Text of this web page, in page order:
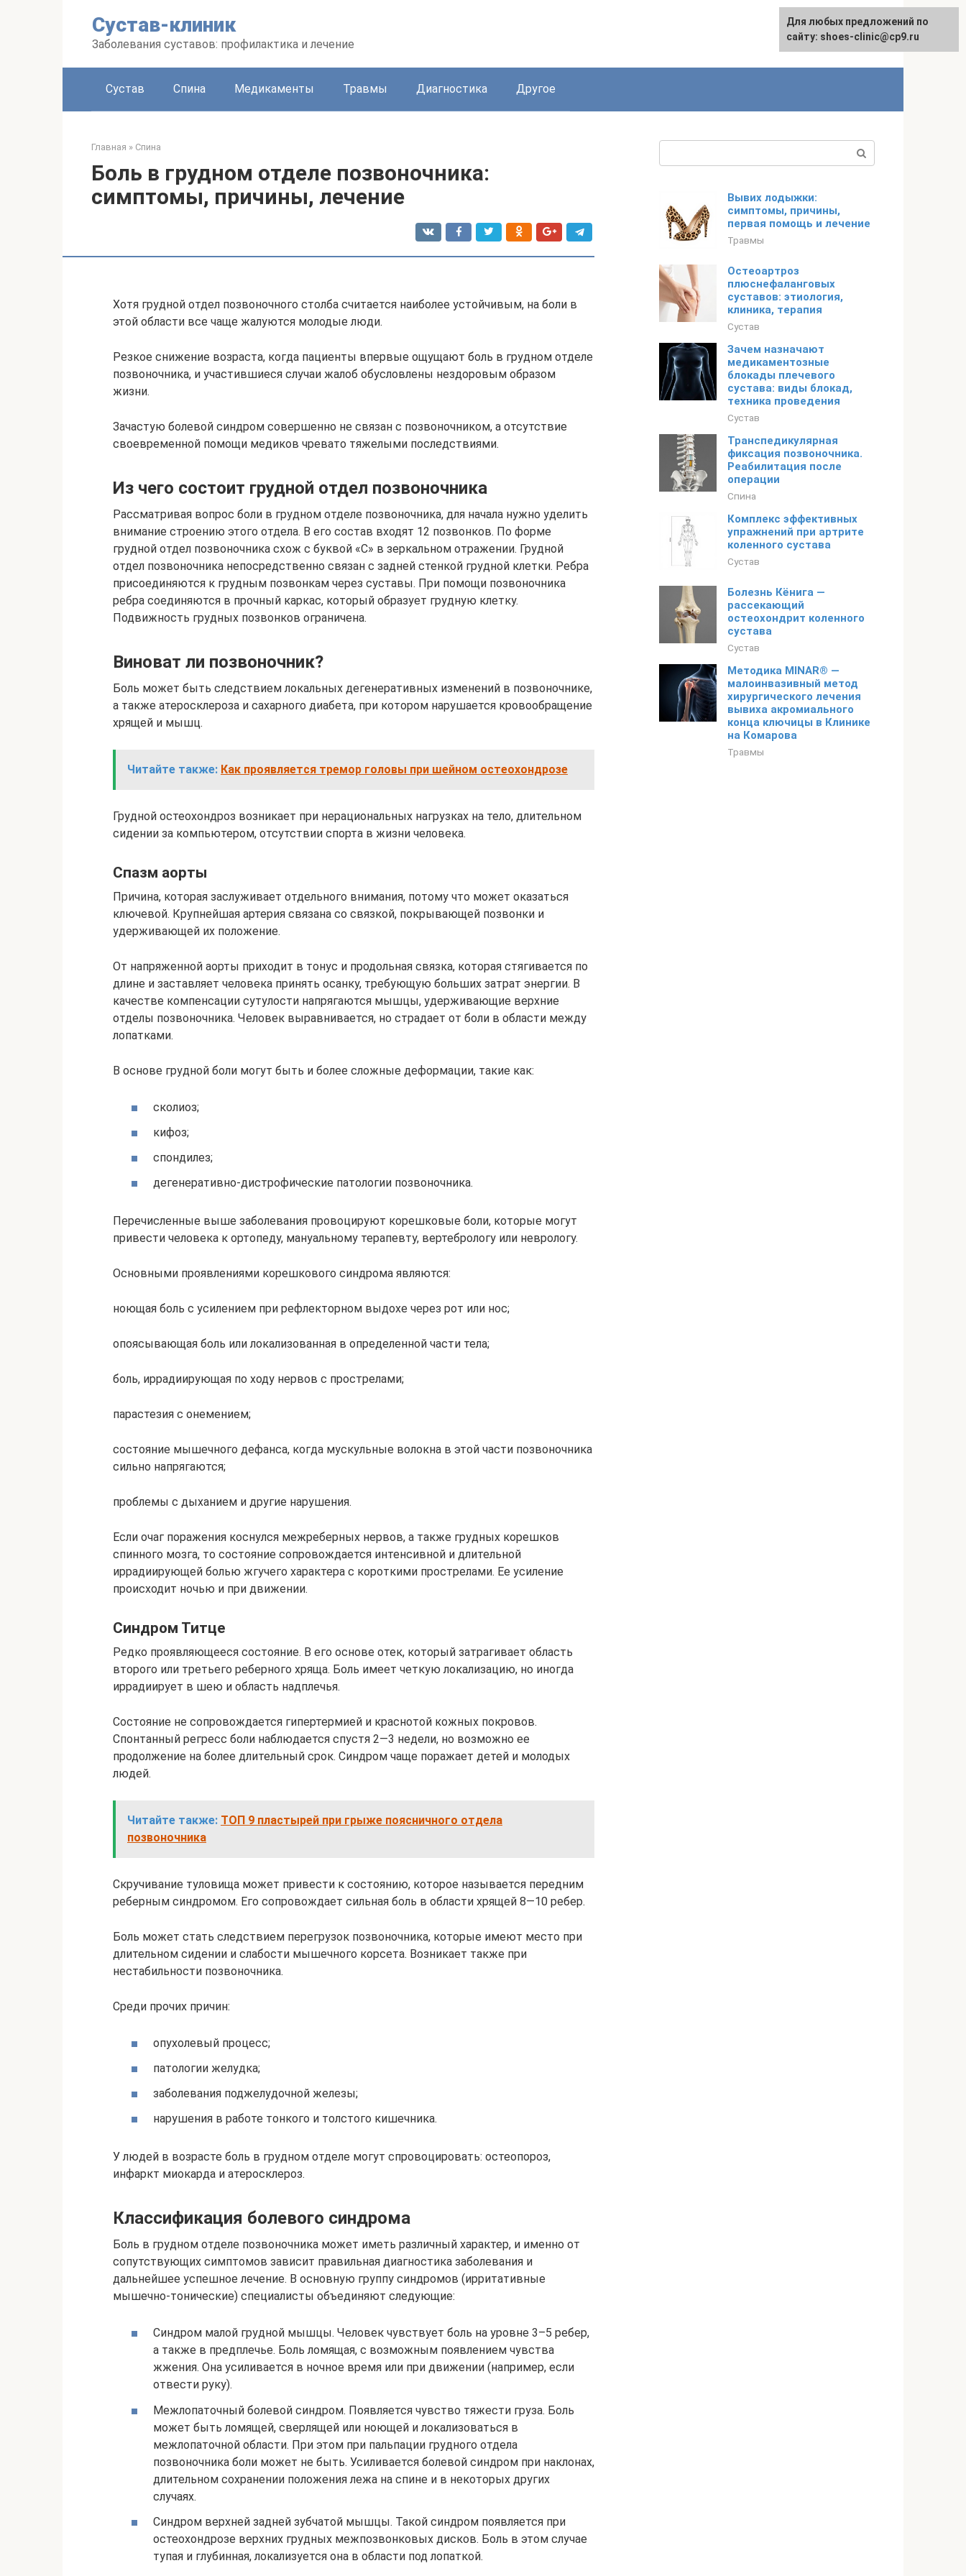
Сустав-клиник
Заболевания суставов: профилактика и лечение
Сустав Спина Медикаменты Травмы Диагностика Другое
Главная » Спина
Боль в грудном отделе позвоночника:
симптомы, причины, лечение
Хотя грудной отдел позвоночного столба считается наиболее устойчивым, на боли в
этой области все чаще жалуются молодые люди.
Резкое снижение возраста, когда пациенты впервые ощущают боль в грудном отделе
позвоночника, и участившиеся случаи жалоб обусловлены нездоровым образом
жизни.
Зачастую болевой синдром совершенно не связан с позвоночником, а отсутствие
своевременной помощи медиков чревато тяжелыми последствиями.
Из чего состоит грудной отдел позвоночника
Рассматривая вопрос боли в грудном отделе позвоночника, для начала нужно уделить
внимание строению этого отдела. В его состав входят 12 позвонков. По форме
грудной отдел позвоночника схож с буквой «С» в зеркальном отражении. Грудной
отдел позвоночника непосредственно связан с задней стенкой грудной клетки. Ребра
присоединяются к грудным позвонкам через суставы. При помощи позвоночника
ребра соединяются в прочный каркас, который образует грудную клетку.
Подвижность грудных позвонков ограничена.
Виноват ли позвоночник?
Боль может быть следствием локальных дегенеративных изменений в позвоночнике,
а также атеросклероза и сахарного диабета, при котором нарушается кровообращение
хрящей и мышц.
Читайте также: Как проявляется тремор головы при шейном остеохондрозе
Грудной остеохондроз возникает при нерациональных нагрузках на тело, длительном
сидении за компьютером, отсутствии спорта в жизни человека.
Спазм аорты
Причина, которая заслуживает отдельного внимания, потому что может оказаться
ключевой. Крупнейшая артерия связана со связкой, покрывающей позвонки и
удерживающей их положение.
От напряженной аорты приходит в тонус и продольная связка, которая стягивается по
длине и заставляет человека принять осанку, требующую больших затрат энергии. В
качестве компенсации сутулости напрягаются мышцы, удерживающие верхние
отделы позвоночника. Человек выравнивается, но страдает от боли в области между
лопатками.
В основе грудной боли могут быть и более сложные деформации, такие как:
сколиоз;
кифоз;
спондилез;
дегенеративно-дистрофические патологии позвоночника.
Перечисленные выше заболевания провоцируют корешковые боли, которые могут
привести человека к ортопеду, мануальному терапевту, вертебрологу или неврологу.
Основными проявлениями корешкового синдрома являются:
ноющая боль с усилением при рефлекторном выдохе через рот или нос;
опоясывающая боль или локализованная в определенной части тела;
боль, иррадиирующая по ходу нервов с прострелами;
парастезия с онемением;
состояние мышечного дефанса, когда мускульные волокна в этой части позвоночника
сильно напрягаются;
проблемы с дыханием и другие нарушения.
Если очаг поражения коснулся межреберных нервов, а также грудных корешков
спинного мозга, то состояние сопровождается интенсивной и длительной
иррадиирующей болью жгучего характера с короткими прострелами. Ее усиление
происходит ночью и при движении.
Синдром Титце
Редко проявляющееся состояние. В его основе отек, который затрагивает область
второго или третьего реберного хряща. Боль имеет четкую локализацию, но иногда
иррадиирует в шею и область надплечья.
Состояние не сопровождается гипертермией и краснотой кожных покровов.
Спонтанный регресс боли наблюдается спустя 2—3 недели, но возможно ее
продолжение на более длительный срок. Синдром чаще поражает детей и молодых
людей.
Читайте также: ТОП 9 пластырей при грыже поясничного отдела
позвоночника
Скручивание туловища может привести к состоянию, которое называется передним
реберным синдромом. Его сопровождает сильная боль в области хрящей 8—10 ребер.
Боль может стать следствием перегрузок позвоночника, которые имеют место при
длительном сидении и слабости мышечного корсета. Возникает также при
нестабильности позвоночника.
Среди прочих причин:
опухолевый процесс;
патологии желудка;
заболевания поджелудочной железы;
нарушения в работе тонкого и толстого кишечника.
У людей в возрасте боль в грудном отделе могут спровоцировать: остеопороз,
инфаркт миокарда и атеросклероз.
Классификация болевого синдрома
Боль в грудном отделе позвоночника может иметь различный характер, и именно от
сопутствующих симптомов зависит правильная диагностика заболевания и
дальнейшее успешное лечение. В основную группу синдромов (ирритативные
мышечно-тонические) специалисты объединяют следующие:
Синдром малой грудной мышцы. Человек чувствует боль на уровне 3–5 ребер,
а также в предплечье. Боль ломящая, с возможным появлением чувства
жжения. Она усиливается в ночное время или при движении (например, если
отвести руку).
Межлопаточный болевой синдром. Появляется чувство тяжести груза. Боль
может быть ломящей, сверлящей или ноющей и локализоваться в
межлопаточной области. При этом при пальпации грудного отдела
позвоночника боли может не быть. Усиливается болевой синдром при наклонах,
длительном сохранении положения лежа на спине и в некоторых других
случаях.
Синдром верхней задней зубчатой мышцы. Такой синдром появляется при
остеохондрозе верхних грудных межпозвонковых дисков. Боль в этом случае
тупая и глубинная, локализуется она в области под лопаткой.
Вывих лодыжки:
симптомы, причины,
первая помощь и лечение
Травмы
Остеоартроз
плюснефаланговых
суставов: этиология,
клиника, терапия
Сустав
Зачем назначают
медикаментозные
блокады плечевого
сустава: виды блокад,
техника проведения
Сустав
Транспедикулярная
фиксация позвоночника.
Реабилитация после
операции
Спина
Комплекс эффективных
упражнений при артрите
коленного сустава
Сустав
Болезнь Кёнига —
рассекающий
остеохондрит коленного
сустава
Сустав
Методика MINAR® —
малоинвазивный метод
хирургического лечения
вывиха акромиального
конца ключицы в Клинике
на Комарова
Травмы
Для любых предложений по
сайту: shoes-clinic@cp9.ru